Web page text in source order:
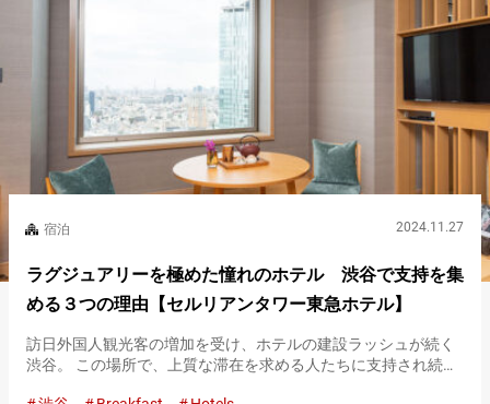
宿泊 2024.11.27
ラグジュアリーを極めた憧れのホテル 渋谷で支持を集
める３つの理由【セルリアンタワー東急ホテル】
訪日外国人観光客の増加を受け、ホテルの建設ラッシュが続く
渋谷。 この場所で、上質な滞在を求める人たちに支持され続け